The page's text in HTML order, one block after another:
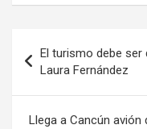
de
entradas
El turismo debe ser
Laura Fernández
Llega a Cancún avión